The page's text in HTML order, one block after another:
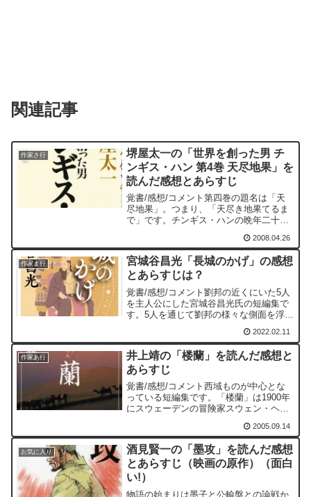
関連記事
作家さ行
堺屋太一の「世界を創った男 チ
ンギス・ハン 第4巻 天尽地果」を
読んだ感想とあらすじ
覚書/感想/コメント第四巻の題名は「天
尽地果」。つまり、「天尽き地果てるま
で」です。チンギス・ハンの晩年二十年
いていく場面です。大帝国を築く過程で
チンギス・ハンが最初に攻撃をし、最後
に征服したのが西夏です...
2008.04.26
作家ま行
宮城谷昌光「長城のかげ」の感想
とあらすじは？
覚書/感想/コメント劉邦の近くにいた5人
を主人公にした宮城谷昌光氏の短編集で
す。5人を通じて劉邦の様々な側面を浮か
院」の手法を思い出しました。本書の主
人公は次の通りです。「逃げる」 季布
「長城のかげ」 盧...
2022.02.11
作家あ行
井上靖の「楼蘭」を読んだ感想と
あらすじ
覚書/感想/コメント西域ものが中心とな
っている短編集です。「楼蘭」は1900年
にスウェーデンの冒険家スウェン・ヘデ
た題材です。楼蘭はスウェン・ヘディン
によって発見された都市です。ですが、
楼蘭が楼蘭として確...
2005.09.14
お気に入り
酒見賢一の「墨攻」を読んだ感想
とあらすじ（映画の原作）（面白
い!）
物語の始まりは墨子と公輸盤との論戦か